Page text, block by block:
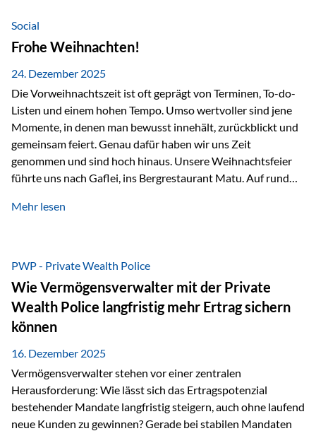
starkes Miteinander ist. Neben diesen gemeinsamen
Erlebnissen konnten wir…
Social
Frohe Weihnachten!
24. Dezember 2025
Die Vorweihnachtszeit ist oft geprägt von Terminen, To-do-
Listen und einem hohen Tempo. Umso wertvoller sind jene
Momente, in denen man bewusst innehält, zurückblickt und
gemeinsam feiert. Genau dafür haben wir uns Zeit
genommen und sind hoch hinaus. Unsere Weihnachtsfeier
führte uns nach Gaflei, ins Bergrestaurant Matu. Auf rund
beeindruckendes Panorama, sondern auch etwas, das im
verschneiter Landschaft, bei feinem Essen, guter Musik und
einer entspannten…
Mehr lesen
PWP - Private Wealth Police
Wie Vermögensverwalter mit der Private
Wealth Police langfristig mehr Ertrag sichern
können
16. Dezember 2025
Vermögensverwalter stehen vor einer zentralen
Herausforderung: Wie lässt sich das Ertragspotenzial
bestehender Mandate langfristig steigern, auch ohne laufend
neue Kunden zu gewinnen? Gerade bei stabilen Mandaten